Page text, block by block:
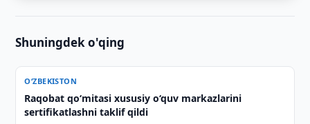
Shuningdek o'qing
O‘ZBEKISTON
Raqobat qo‘mitasi xususiy o‘quv markazlarini
sertifikatlashni taklif qildi